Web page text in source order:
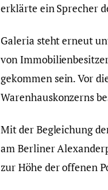
erklärte ein Sprecher
Galeria steht erneut
von
gekommen sein. Vor
Warenhauskonzerns
Mit der Begleichung
am Berliner
zur Höhe der offenen